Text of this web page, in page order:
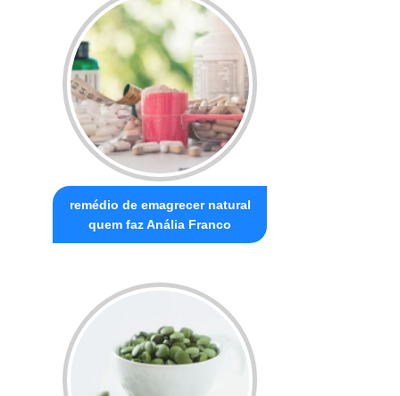
remédio de emagrecer natural
quem faz Anália Franco